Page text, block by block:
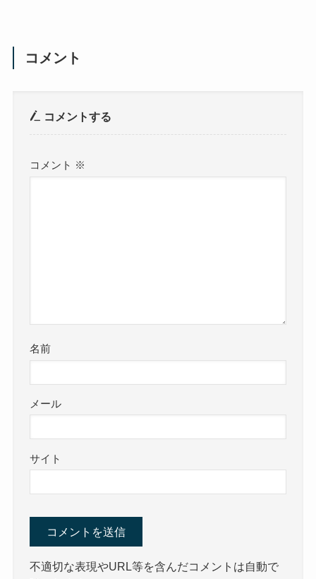
コメント
コメントする
コメント ※
名前
メール
サイト
不適切な表現やURL等を含んだコメントは自動で